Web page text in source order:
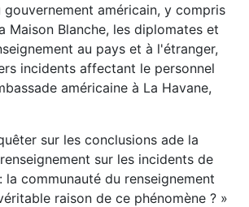
gouvernement américain, y compris
Maison Blanche, les diplomates et
au pays et à l'étranger,
incidents affectant le personnel
américaine à La Havane,
sur les conclusions ade la
sur les incidents de
la communauté du renseignement
raison de ce phénomène ? »